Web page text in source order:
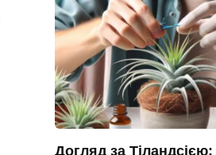
Догляд за